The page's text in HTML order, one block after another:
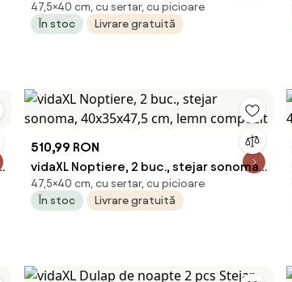
40x35x47,5 cm
47,5×40 cm, cu sertar, cu picioare
În stoc
Livrare gratuită
510,99 RON
vidaXL Noptiere, 2 buc., stejar sonoma,
40x35x47,5 cm, lemn compozit
47,5×40 cm, cu sertar, cu picioare
În stoc
Livrare gratuită